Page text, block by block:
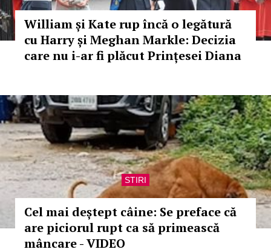
William și Kate rup încă o legătură
cu Harry și Meghan Markle: Decizia
care nu i-ar fi plăcut Prințesei Diana
STIRI
Cel mai deștept câine: Se preface că
are piciorul rupt ca să primească
mâncare - VIDEO